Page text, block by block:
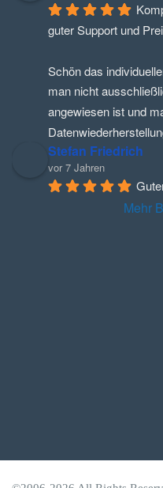
guter Support und
Schön das
man nicht
angewiesen ist und
Stefan Friedrich
vor 7 Jahren
Mehr